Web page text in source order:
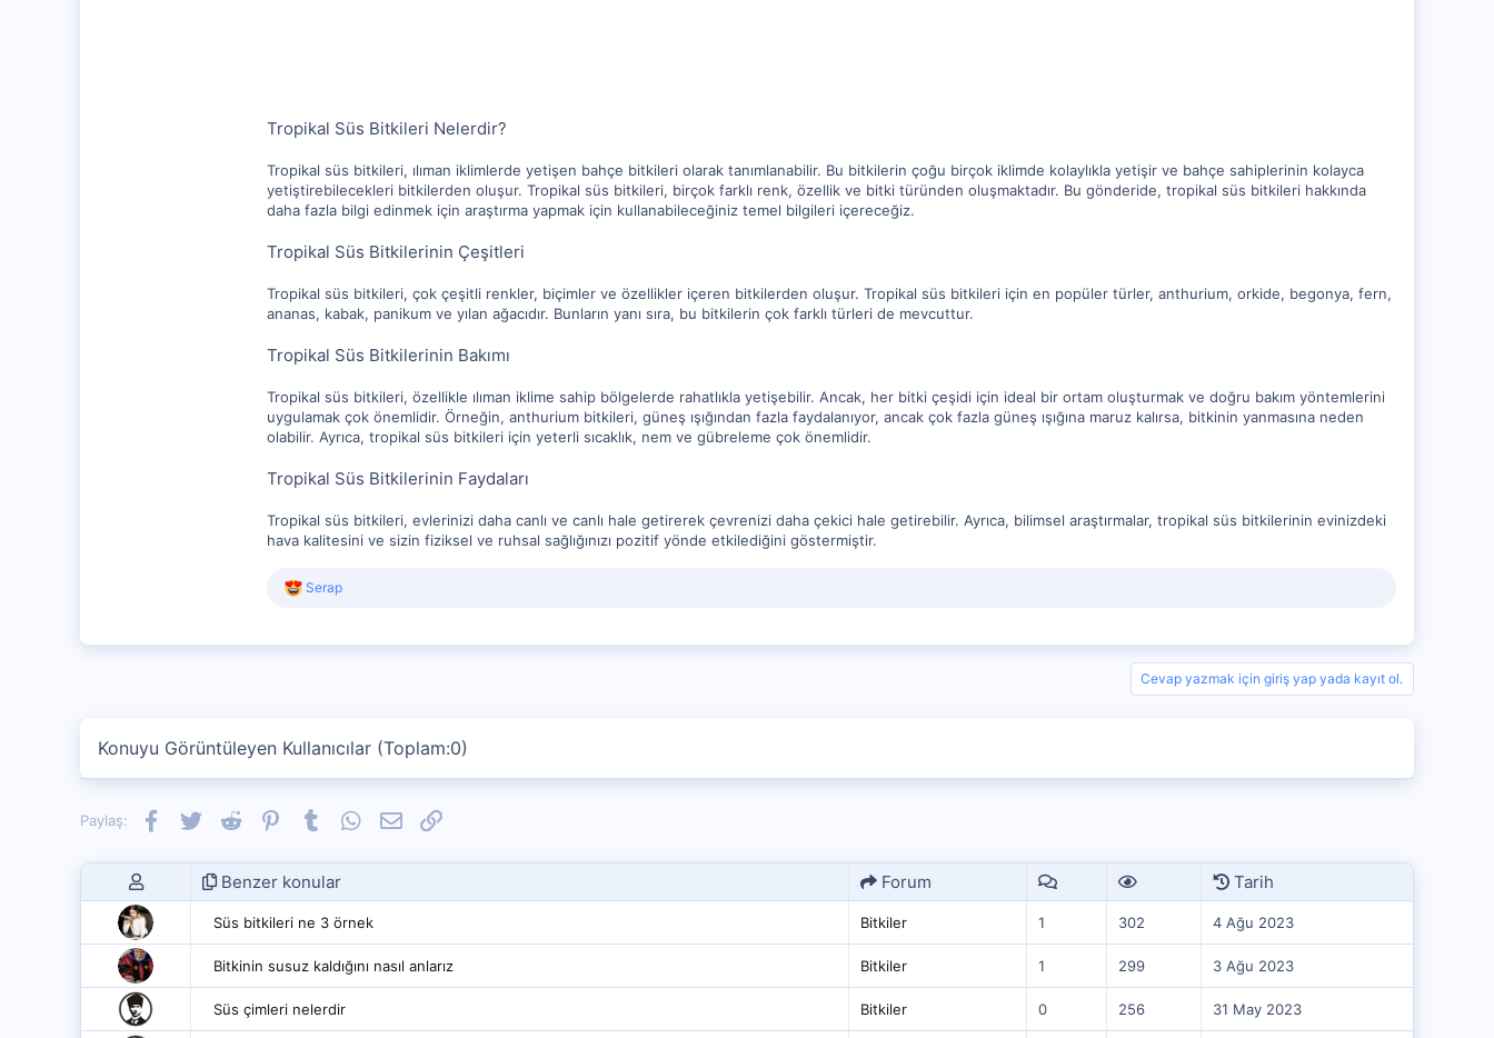
Tropikal Süs Bitkileri Nelerdir?
Tropikal süs bitkileri, ılıman iklimlerde yetişen bahçe bitkileri olarak tanımlanabilir. Bu bitkilerin çoğu birçok iklimde kolaylıkla yetişir ve bahçe sahiplerinin kolayca
yetiştirebilecekleri bitkilerden oluşur. Tropikal süs bitkileri, birçok farklı renk, özellik ve bitki türünden oluşmaktadır. Bu gönderide, tropikal süs bitkileri hakkında
daha fazla bilgi edinmek için araştırma yapmak için kullanabileceğiniz temel bilgileri içereceğiz.
Tropikal Süs Bitkilerinin Çeşitleri
Tropikal süs bitkileri, çok çeşitli renkler, biçimler ve özellikler içeren bitkilerden oluşur. Tropikal süs bitkileri için en popüler türler, anthurium, orkide, begonya, fern,
ananas, kabak, panikum ve yılan ağacıdır. Bunların yanı sıra, bu bitkilerin çok farklı türleri de mevcuttur.
Tropikal Süs Bitkilerinin Bakımı
Tropikal süs bitkileri, özellikle ılıman iklime sahip bölgelerde rahatlıkla yetişebilir. Ancak, her bitki çeşidi için ideal bir ortam oluşturmak ve doğru bakım yöntemlerini
uygulamak çok önemlidir. Örneğin, anthurium bitkileri, güneş ışığından fazla faydalanıyor, ancak çok fazla güneş ışığına maruz kalırsa, bitkinin yanmasına neden
olabilir. Ayrıca, tropikal süs bitkileri için yeterli sıcaklık, nem ve gübreleme çok önemlidir.
Tropikal Süs Bitkilerinin Faydaları
Tropikal süs bitkileri, evlerinizi daha canlı ve canlı hale getirerek çevrenizi daha çekici hale getirebilir. Ayrıca, bilimsel araştırmalar, tropikal süs bitkilerinin evinizdeki
hava kalitesini ve sizin fiziksel ve ruhsal sağlığınızı pozitif yönde etkilediğini göstermiştir.
R
:
Serap
Cevap yazmak için giriş yap yada kayıt ol.
Konuyu Görüntüleyen Kullanıcılar (Toplam:0)
Paylaş: Facebook
TwitterReddit PinterestTumblrWhatsApp
E-postaLink
Benzer konular Forum Tarih
Süs bitkileri ne 3 örnek Bitkiler 1 302 4 Ağu 2023
Bitkinin susuz kaldığını nasıl anlarız Bitkiler 1 299 3 Ağu 2023
Süs çimleri nelerdir Bitkiler 0 256 31 May 2023